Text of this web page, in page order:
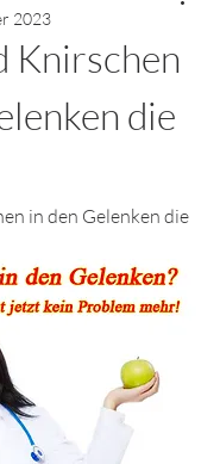
2023
Knirschen
die
in den Gelenken die